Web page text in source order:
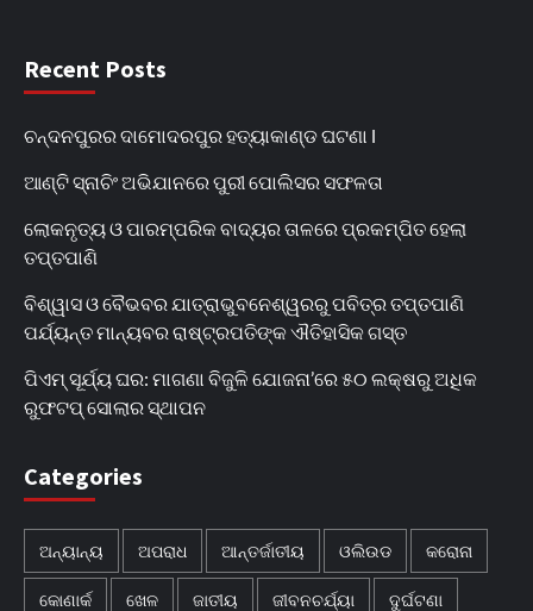
Recent Posts
ଚନ୍ଦନପୁରର ଦାମୋଦରପୁର ହତ୍ୟାକାଣ୍ଡ ଘଟଣା l
ଆଣ୍ଟି ସ୍ନାଚିଂ ଅଭିଯାନରେ ପୁରୀ ପୋଲିସର ସଫଳତା
ଲୋକନୃତ୍ୟ ଓ ପାରମ୍ପରିକ ବାଦ୍ୟର ତାଳରେ ପ୍ରକମ୍ପିତ ହେଲା
ତପ୍ତପାଣି
ବିଶ୍ୱାସ ଓ ବୈଭବର ଯାତ୍ରାଭୁବନେଶ୍ୱରରୁ ପବିତ୍ର ତପ୍ତପାଣି
ପର୍ଯ୍ୟନ୍ତ ମାନ୍ୟବର ରାଷ୍ଟ୍ରପତିଙ୍କ ଐତିହାସିକ ଗସ୍ତ
ପିଏମ୍ ସୂର୍ଯ୍ୟ ଘର: ମାଗଣା ବିଜୁଳି ଯୋଜନା’ରେ ୫୦ ଲକ୍ଷରୁ ଅଧିକ
ରୁଫଟପ୍ ସୋଲାର ସ୍ଥାପନ
Categories
ଅନ୍ୟାନ୍ୟ ଅପରାଧ ଆନ୍ତର୍ଜାତୀୟ ଓଲିଉଡ କରୋନା
କୋଣାର୍କ ଖେଳ ଜାତୀୟ ଜୀବନଚର୍ଯ୍ୟା ଦୁର୍ଘଟଣା